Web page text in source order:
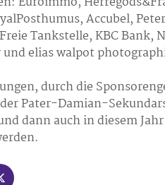
Accubel,
Tankstelle, KBC Bank,
elias walpot
durch die
Pater-Damian-
dann auch in diesem